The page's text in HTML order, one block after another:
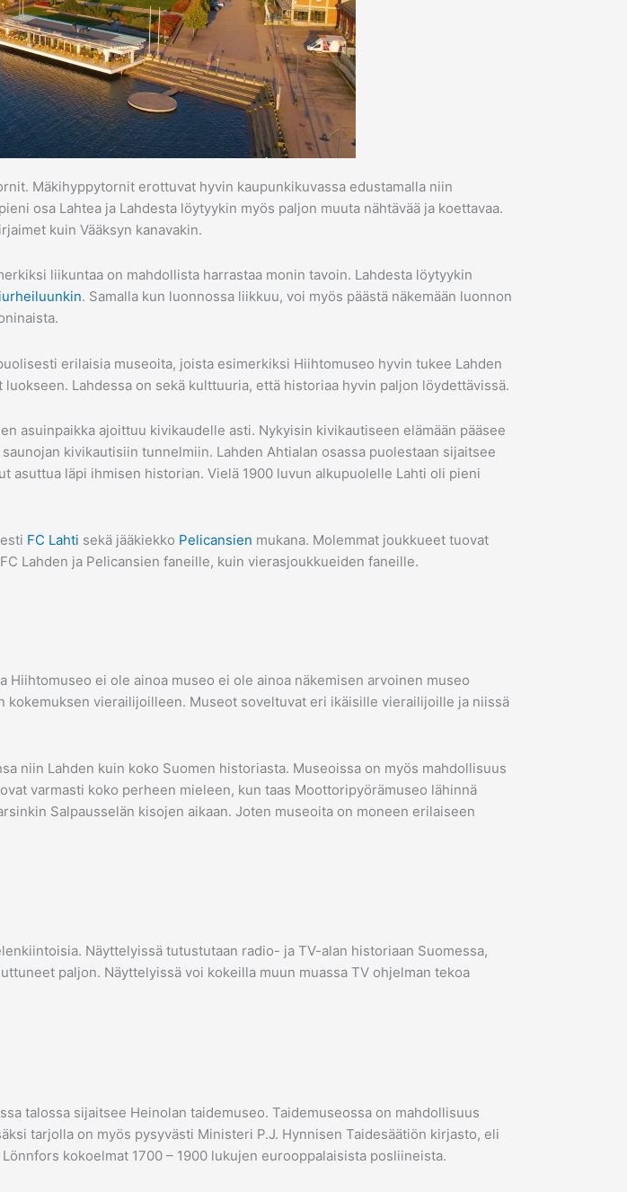
Mäkihyppytornit erottuvat hyvin kaupunkikuvassa edustamalla niin
osa Lahtea ja Lahdesta löytyykin myös paljon muuta nähtävää ja koettavaa.
kuin Vääksyn kanavakin.
liikuntaa on mahdollista harrastaa monin tavoin. Lahdesta löytyykin
. Samalla kun luonnossa liikkuu, voi myös päästä näkemään luonnon
erilaisia museoita, joista esimerkiksi Hiihtomuseo hyvin tukee Lahden
Lahdessa on sekä kulttuuria, että historiaa hyvin paljon löydettävissä.
asuinpaikka ajoittuu kivikaudelle asti. Nykyisin kivikautiseen elämään pääsee
kivikautisiin tunnelmiin. Lahden Ahtialan osassa puolestaan sijaitsee
asuttua läpi ihmisen historian. Vielä 1900 luvun alkupuolelle Lahti oli pieni
FC Lahti sekä jääkiekko Pelicansien mukana. Molemmat joukkueet tuovat
Lahden ja Pelicansien faneille, kuin vierasjoukkueiden faneille.
ei ole ainoa museo ei ole ainoa näkemisen arvoinen museo
kokemuksen vierailijoilleen. Museot soveltuvat eri ikäisille vierailijoille ja niissä
niin Lahden kuin koko Suomen historiasta. Museoissa on myös mahdollisuus
varmasti koko perheen mieleen, kun taas Moottoripyörämuseo lähinnä
Salpausselän kisojen aikaan. Joten museoita on moneen erilaiseen
Näyttelyissä tutustutaan radio- ja TV-alan historiaan Suomessa,
paljon. Näyttelyissä voi kokeilla muun muassa TV ohjelman tekoa
talossa sijaitsee Heinolan taidemuseo. Taidemuseossa on mahdollisuus
tarjolla on myös pysyvästi Ministeri P.J. Hynnisen Taidesäätiön kirjasto, eli
kokoelmat 1700 – 1900 lukujen eurooppalaisista posliineista.